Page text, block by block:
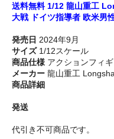
送料無料 1/12 龍山重工
大戦 ドイツ指導者 欧米男
発売日 2024年9月
サイズ1/12スケール
商品仕様 アクションフィ
メーカー 龍山重工
商品詳細
発送
代引き不可商品です。